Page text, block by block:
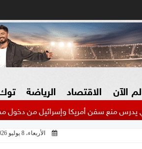
الآن الاقتصاد الرياضة
سفن أمريكا وإسرائيل من دخول مضيق...
الأربعاء، 8 يوليو 2026